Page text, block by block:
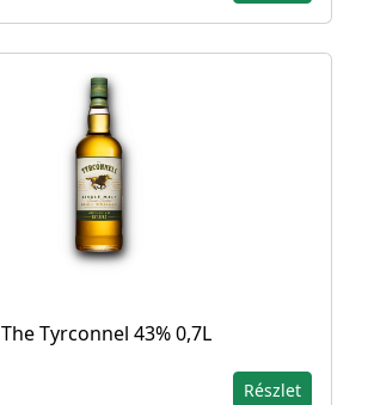
The Tyrconnel 43% 0,7L
Részlet